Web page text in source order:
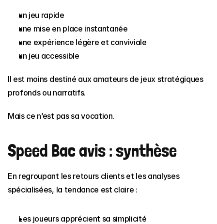
un jeu rapide
une mise en place instantanée
une expérience légère et conviviale
un jeu accessible
Il est moins destiné aux amateurs de jeux stratégiques
profonds ou narratifs.
Mais ce n’est pas sa vocation.
Speed Bac avis : synthèse
En regroupant les retours clients et les analyses
spécialisées, la tendance est claire :
Les joueurs apprécient sa simplicité